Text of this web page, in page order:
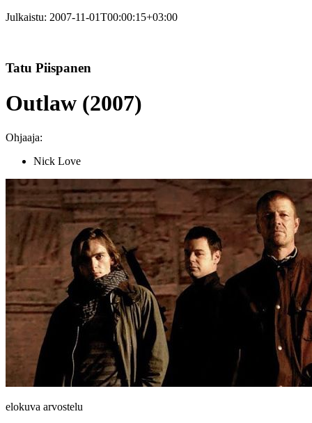
Julkaistu: 2007-11-01T00:00:15+03:00
Tatu Piispanen
Outlaw (2007)
Ohjaaja:
Nick Love
elokuva arvostelu